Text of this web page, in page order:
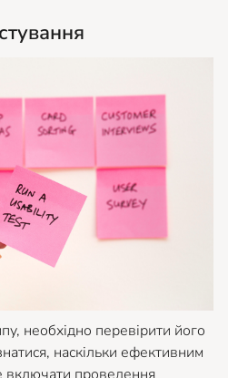
необхідно перевірити його
наскільки ефективним